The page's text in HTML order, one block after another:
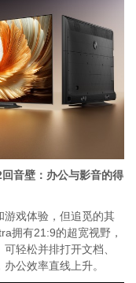
音壁：办公与影音的得
游戏体验，但追觅的其
拥有21:9的超宽视野，
轻松并排打开文档、
公效率直线上升。